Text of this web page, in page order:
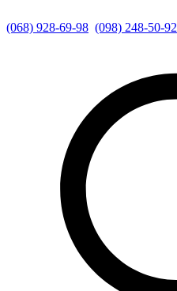
(068) 928-69-98 (098) 248-50-92